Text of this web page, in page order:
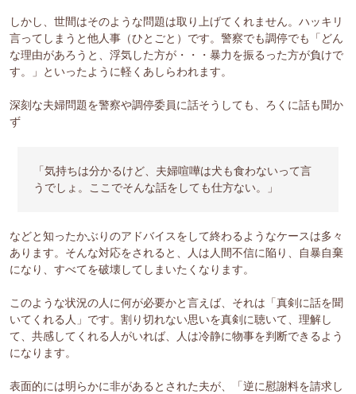
しかし、世間はそのような問題は取り上げてくれません。ハッキリ
言ってしまうと他人事（ひとごと）です。警察でも調停でも「どん
な理由があろうと、浮気した方が・・・暴力を振るった方が負けで
す。」といったように軽くあしらわれます。
深刻な夫婦問題を警察や調停委員に話そうしても、ろくに話も聞か
ず
「気持ちは分かるけど、夫婦喧嘩は犬も食わないって言
うでしょ。ここでそんな話をしても仕方ない。」
などと知ったかぶりのアドバイスをして終わるようなケースは多々
あります。そんな対応をされると、人は人間不信に陥り、自暴自棄
になり、すべてを破壊してしまいたくなります。
このような状況の人に何が必要かと言えば、それは「真剣に話を聞
いてくれる人」です。割り切れない思いを真剣に聴いて、理解し
て、共感してくれる人がいれば、人は冷静に物事を判断できるよう
になります。
表面的には明らかに非があるとされた夫が、「逆に慰謝料を請求し